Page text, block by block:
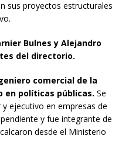
sus proyectos estructurales
Bulnes y Alejandro
del directorio.
comercial de la
en políticas públicas. Se
ejecutivo en empresas de
y fue integrante de
desde el Ministerio